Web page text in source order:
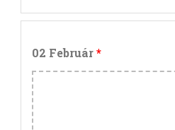
02 Február